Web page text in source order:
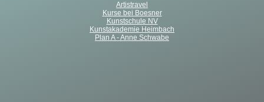
Artistravel
Kurse bei Boesner
Kunstschule NV
Kunstakademie Heimbach
Plan A - Anne Schwabe